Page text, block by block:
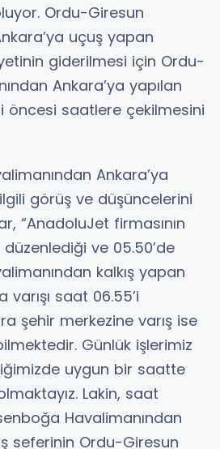
Ordu-Giresun
uçuş yapan
giderilmesi için Ordu-
Ankara’ya yapılan
öncesi saatlere çekilmesini
Ankara’ya
görüş ve düşüncelerini
“AnadoluJet firmasının
ve 05.50’de
kalkış yapan
varışı saat 06.55’i
şehir merkezine varış ise
Günlük işlerimiz
uygun bir saatte
Lakin, saat
Havalimanından
seferinin Ordu-Giresun